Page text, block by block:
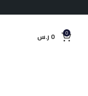
0
0 ر.س